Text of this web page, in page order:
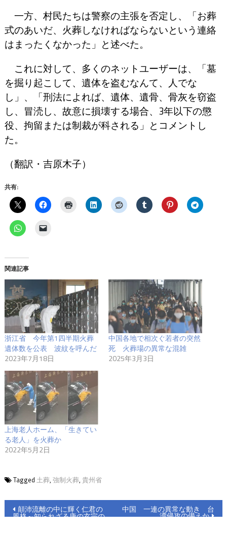
一方、村民たちは警察の主張を否定し、「お葬
式のあいだ、火葬しなければならないという連絡
はまったくなかった」と述べた。
これに対して、多くのネットユーザーは、「墓
を掘り起こして、遺体を盗むなんて、人でな
し」、「刑法によれば、遺体、遺骨、骨灰を窃盗
し、冒涜し、故意に損壊する場合、3年以下の懲
役、拘留または制裁が科される」とコメントし
た。
（翻訳・吉原木子）
共有:
関連記事
浙江省 今年第1四半期火葬
遺体数を公表 波紋を呼んだ
2023年7月18日
中国各地で相次ぐ若者の突然
死 火葬場の異常な混雑
2025年3月3日
上海老人ホーム、「生きてい
る老人」を火葬か
2022年5月2日
Tagged 土葬, 強制火葬, 貴州省
投顛沛流離の中に輝く仁君の
風格～知られざる唐の玄宗の
中国 一連の異常な動き 台
湾侵攻の備えか